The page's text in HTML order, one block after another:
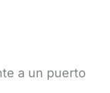
a un puerto